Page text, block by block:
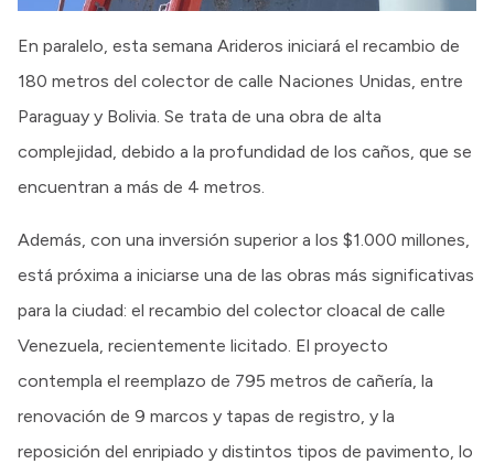
En paralelo, esta semana Arideros iniciará el recambio de
180 metros del colector de calle Naciones Unidas, entre
Paraguay y Bolivia. Se trata de una obra de alta
complejidad, debido a la profundidad de los caños, que se
encuentran a más de 4 metros.
Además, con una inversión superior a los $1.000 millones,
está próxima a iniciarse una de las obras más significativas
para la ciudad: el recambio del colector cloacal de calle
Venezuela, recientemente licitado. El proyecto
contempla el reemplazo de 795 metros de cañería, la
renovación de 9 marcos y tapas de registro, y la
reposición del enripiado y distintos tipos de pavimento, lo